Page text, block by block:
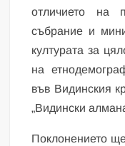
отличието на
събрание и
културата за
на
във Видинския
„Видински
Поклонението